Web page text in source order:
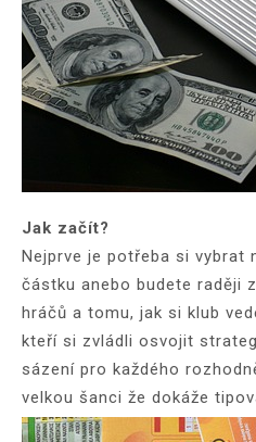
Jak začít?
Nejprve je potřeba si
částku anebo budete raději
hráčů a tomu, jak si klub
kteří si zvládli osvojit
sázení pro každého
velkou šanci že dokáže